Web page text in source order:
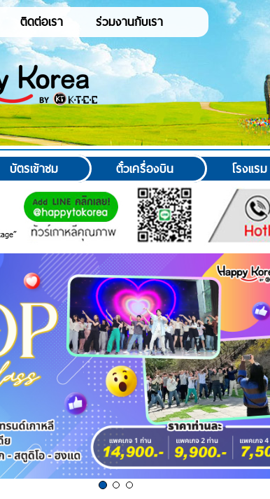
ติดต่อเรา ร่วมงานกับเรา
บัตรเข้าชม ตั๋วเครื่องบิน โรงแรม